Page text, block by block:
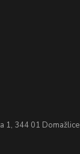
1, 344 01 Domažlice